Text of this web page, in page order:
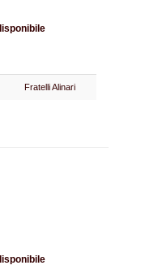
Fratelli Alinari